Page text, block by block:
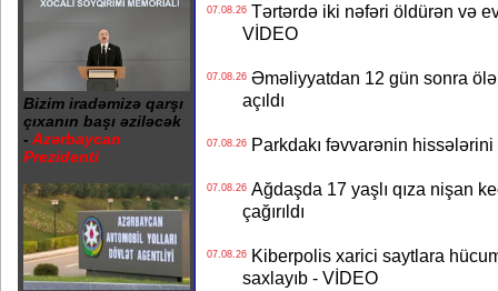
Bizim iradəmizə qarşı
çıxanın başı əziləcək
- Azərbaycan
Prezidenti
07.08.26Tərtərdə iki nəfəri öldürən və
VİDEO
07.08.26Əməliyyatdan 12 gün sonra
açıldı
07.08.26Parkdakı fəvvarənin hissələrini
07.08.26Ağdaşda 17 yaşlı qıza nişan
çağırıldı
07.08.26Kiberpolis xarici saytlara
saxlayıb - VİDEO